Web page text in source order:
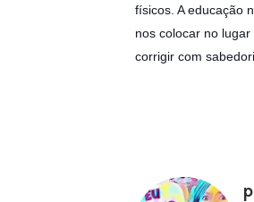
físicos. A educação
nos colocar no
corrigir com